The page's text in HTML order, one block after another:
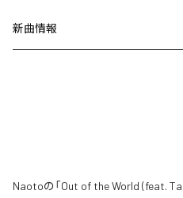
新曲情報
Naotoの「Out of the World (feat.